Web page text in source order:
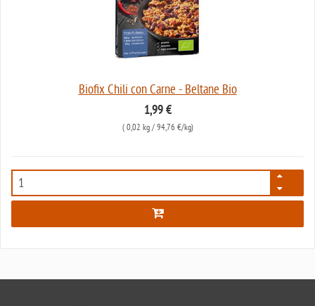
Biofix Chili con Carne - Beltane Bio
1,99 €
( 0,02 kg/ 94,76 €/kg)
679